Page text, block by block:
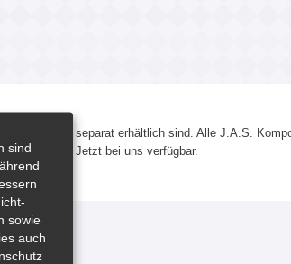
die nicht separat erhältlich sind. Alle J.A.S.
geht nicht. Jetzt bei uns verfügbar.
sind
sowie
auch